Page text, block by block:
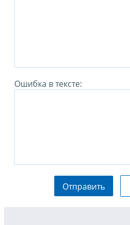
Ошибка в тексте:
Отправить